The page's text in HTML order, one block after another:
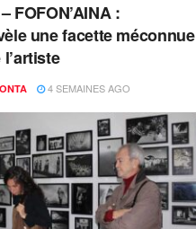
FOFON’AINA :
une facette méconnue
4 SEMAINES AGO